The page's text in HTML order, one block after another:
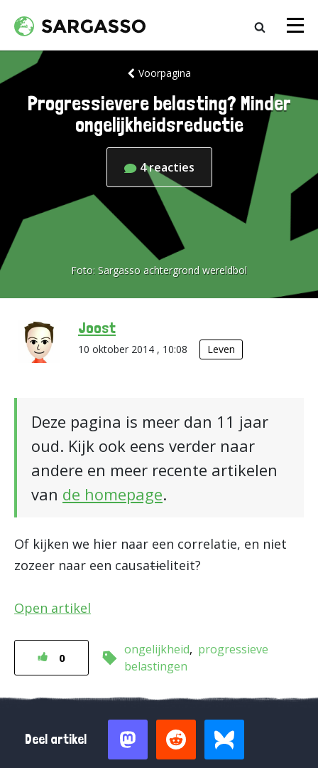
Voorpagina
Progressievere belasting? Minder
ongelijkheidsreductie
4reacties
Foto: Sargasso achtergrond wereldbol
Joost
10 oktober 2014 , 10:08 Leven
Deze pagina is meer dan 11 jaar
oud. Kijk ook eens verder naar
andere en meer recente artikelen
van de homepage.
Of kijken we hier naar een correlatie, en niet
zozeer naar een causatieliteit?
Open artikel
0
ongelijkheid
progressieve
belastingen
Deel artikel